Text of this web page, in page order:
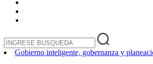
Gobierno inteligente, gobernanza y